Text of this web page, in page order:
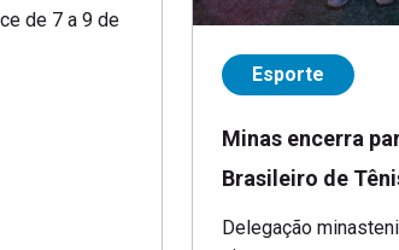
de 7 a 9 de
Esporte
Minas encerra
Brasileiro de
Delegação